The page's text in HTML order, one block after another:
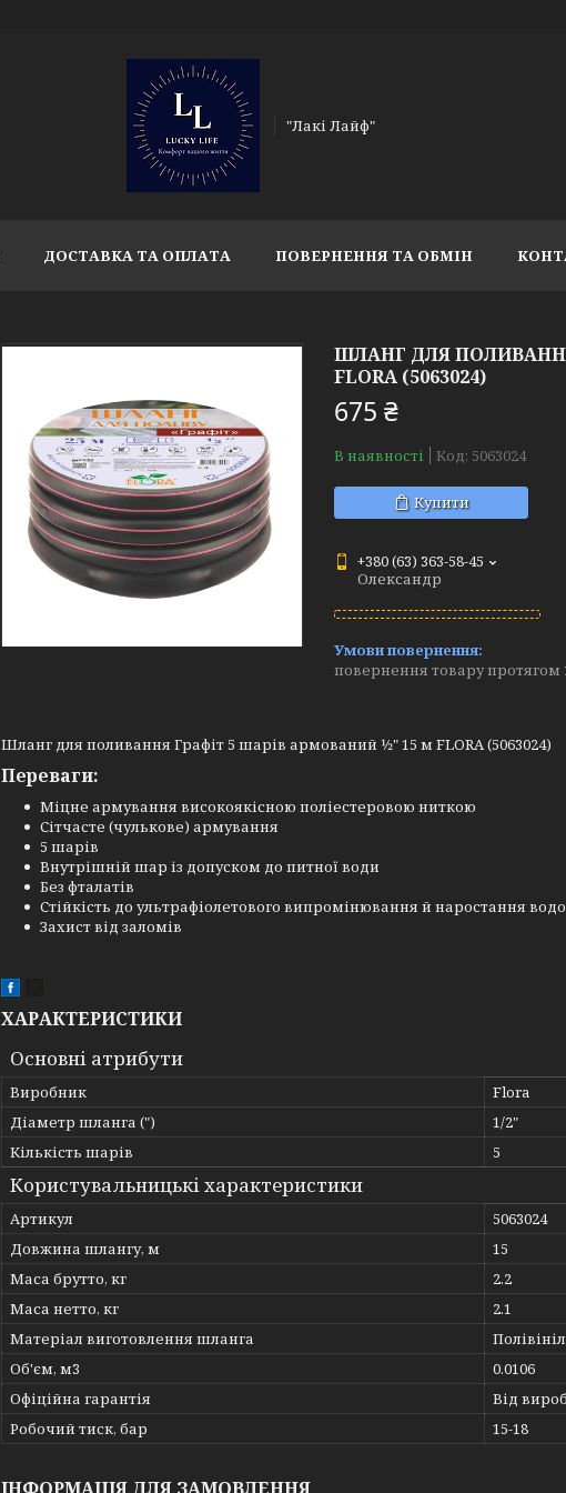
"Лакі Лайф"
ДОСТАВКА ТА ОПЛАТА ПОВЕРНЕННЯ ТА ОБМІН
ШЛАНГ ДЛЯ ПОЛИВАННЯ
FLORA (5063024)
675 ₴
В наявності Код: 5063024
Купити
+380 (63) 363-58-45
Олександр
повернення товару протягом
Шланг для поливання Графіт 5 шарів армований 1⁄2" 15 м FLORA (5063024)
Переваги:
Міцне армування високоякісною поліестеровою ниткою
Сітчасте (чулькове) армування
5 шарів
Внутрішній шар із допуском до питної води
Без фталатів
Стійкість до ультрафіолетового випромінювання й наростання
Захист від заломів
ХАРАКТЕРИСТИКИ
Основні атрибути
Виробник
Flora
Діаметр шланга (")
1/2"
Кількість шарів
5
Користувальницькі характеристики
Артикул
5063024
Довжина шлангу, м
15
Маса брутто, кг
2.2
Маса нетто, кг
2.1
Матеріал виготовлення шланга
Об'єм, м3
0.0106
Офіційна гарантія
Від
Робочий тиск, бар
15-18